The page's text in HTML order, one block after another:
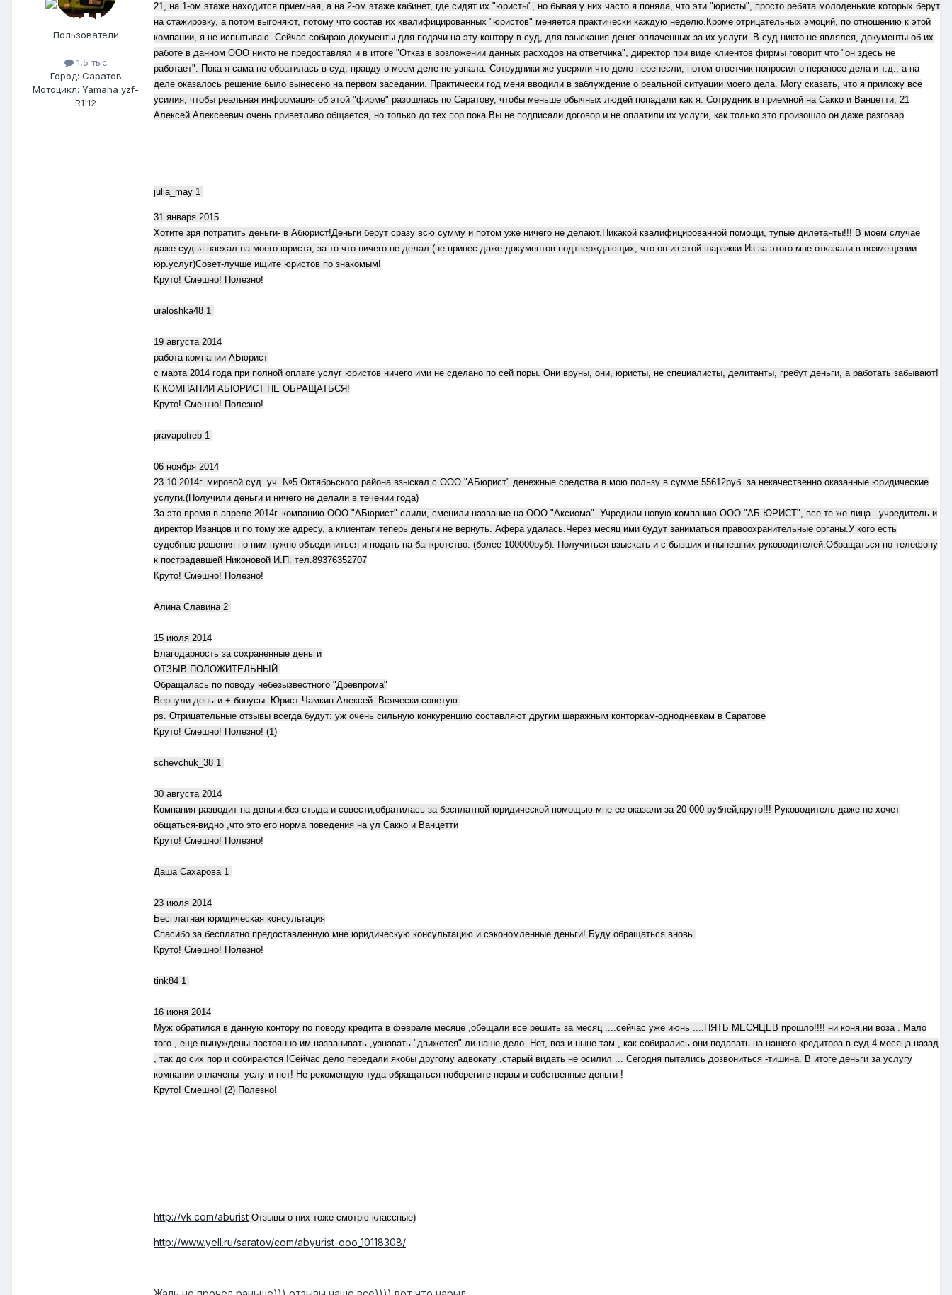
Пользователи
1,5 тыс
Город: Саратов
Мотоцикл: Yamaha yzf-
R1'12
21, на 1-ом этаже находится приемная, а на 2-ом этаже кабинет, где сидят их "юристы", но бывая у них часто я поняла, что эти "юристы", просто ребята молоденькие которых берут
на стажировку, а потом выгоняют, потому что состав их квалифицированных "юристов" меняется практически каждую неделю.Кроме отрицательных эмоций, по отношению к этой
компании, я не испытываю. Сейчас собираю документы для подачи на эту контору в суд, для взыскания денег оплаченных за их услуги. В суд никто не являлся, документы об их
работе в данном ООО никто не предоставлял и в итоге "Отказ в возложении данных расходов на ответчика", директор при виде клиентов фирмы говорит что "он здесь не
работает". Пока я сама не обратилась в суд, правду о моем деле не узнала. Сотрудники же уверяли что дело перенесли, потом ответчик попросил о переносе дела и т.д., а на
деле оказалось решение было вынесено на первом заседании. Практически год меня вводили в заблуждение о реальной ситуации моего дела. Могу сказать, что я приложу все
усилия, чтобы реальная информация об этой "фирме" разошлась по Саратову, чтобы меньше обычных людей попадали как я. Сотрудник в приемной на Сакко и Ванцетти, 21
Алексей Алексеевич очень приветливо общается, но только до тех пор пока Вы не подписали договор и не оплатили их услуги, как только это произошло он даже разговар
julia_may 1
31 января 2015
Хотите зря потратить деньги- в Абюрист!Деньги берут сразу всю сумму и потом уже ничего не делают.Никакой квалифицированной помощи, тупые дилетанты!!! В моем случае
даже судья наехал на моего юриста, за то что ничего не делал (не принес даже документов подтверждающих, что он из этой шаражки.Из-за этого мне отказали в возмещении
юр.услуг)Совет-лучше ищите юристов по знакомым!
Круто! Смешно! Полезно!
uraloshka48 1
19 августа 2014
работа компании АБюрист
с марта 2014 года при полной оплате услуг юристов ничего ими не сделано по сей поры. Они вруны, они, юристы, не специалисты, делитанты, гребут деньги, а работать забывают!
К КОМПАНИИ АБЮРИСТ НЕ ОБРАЩАТЬСЯ!
Круто! Смешно! Полезно!
pravapotreb 1
06 ноября 2014
23.10.2014г. мировой суд. уч. №5 Октябрьского района взыскал с ООО "АБюрист" денежные средства в мою пользу в сумме 55612руб. за некачественно оказанные юридические
услуги.(Получили деньги и ничего не делали в течении года)
За это время в апреле 2014г. компанию ООО "АБюрист" слили, сменили название на ООО "Аксиома". Учредили новую компанию ООО "АБ ЮРИСТ", все те же лица - учредитель и
директор Иванцов и по тому же адресу, а клиентам теперь деньги не вернуть. Афера удалась.Через месяц ими будут заниматься правоохранительные органы.У кого есть
судебные решения по ним нужно объединиться и подать на банкротство. (более 100000руб). Получиться взыскать и с бывших и нынешних руководителей.Обращаться по телефону
к пострадавшей Никоновой И.П. тел.89376352707
Круто! Смешно! Полезно!
Алина Славина 2
15 июля 2014
Благодарность за сохраненные деньги
ОТЗЫВ ПОЛОЖИТЕЛЬНЫЙ.
Обращалась по поводу небезызвестного "Древпрома"
Вернули деньги + бонусы. Юрист Чамкин Алексей. Всячески советую.
ps. Отрицательные отзывы всегда будут: уж очень сильную конкуренцию составляют другим шаражным конторкам-однодневкам в Саратове
Круто! Смешно! Полезно! (1)
schevchuk_38 1
30 августа 2014
Компания разводит на деньги,без стыда и совести,обратилась за бесплатной юридической помощью-мне ее оказали за 20 000 рублей,круто!!! Руководитель даже не хочет
общаться-видно ,что это его норма поведения на ул Сакко и Ванцетти
Круто! Смешно! Полезно!
Даша Сахарова 1
23 июля 2014
Бесплатная юридическая консультация
Спасибо за бесплатно предоставленную мне юридическую консультацию и сэкономленные деньги! Буду обращаться вновь.
Круто! Смешно! Полезно!
tink84 1
16 июня 2014
Муж обратился в данную контору по поводу кредита в феврале месяце ,обещали все решить за месяц ....сейчас уже июнь ....ПЯТЬ МЕСЯЦЕВ прошло!!!! ни коня,ни воза . Мало
того , еще вынуждены постоянно им названивать ,узнавать "движется" ли наше дело. Нет, воз и ныне там , как собирались они подавать на нашего кредитора в суд 4 месяца назад
, так до сих пор и собираются !Сейчас дело передали якобы другому адвокату ,старый видать не осилил ... Сегодня пытались дозвониться -тишина. В итоге деньги за услугу
компании оплачены -услуги нет! Не рекомендую туда обращаться поберегите нервы и собственные деньги !
Круто! Смешно! (2) Полезно!
http://vk.com/aburist Отзывы о них тоже смотрю классные)
http://www.yell.ru/saratov/com/abyurist-ooo_10118308/